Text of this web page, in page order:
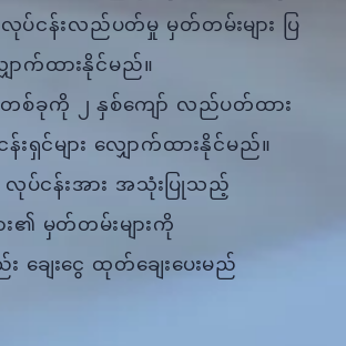
ငန်းလည်ပတ်မှု မှတ်တမ်းများ ပြ
ောက်ထားနိုင်မည်။
တစ်ခုကို ၂ နှစ်ကျော် လည်ပတ်ထား
န်းရှင်များ လျှောက်ထားနိုင်မည်။
လုပ်ငန်းအား အသုံးပြုသည့်
း၏ မှတ်တမ်းများကို
ျေးငွေ ထုတ်ချေးပေးမည်